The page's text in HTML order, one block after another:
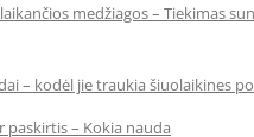
medžiagos – Tiekimas
– kodėl jie traukia šiuolaikines
paskirtis – Kokia nauda